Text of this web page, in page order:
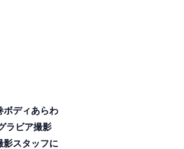
ボディあらわ
ラビア撮影
影スタッフに